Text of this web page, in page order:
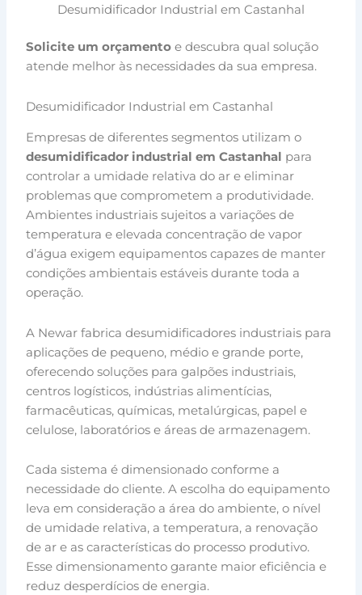
Desumidificador Industrial em Castanhal
Solicite um orçamento e descubra qual solução
atende melhor às necessidades da sua empresa.
Desumidificador Industrial em Castanhal
Empresas de diferentes segmentos utilizam o
desumidificador industrial em Castanhal para
controlar a umidade relativa do ar e eliminar
problemas que comprometem a produtividade.
Ambientes industriais sujeitos a variações de
temperatura e elevada concentração de vapor
d’água exigem equipamentos capazes de manter
condições ambientais estáveis durante toda a
operação.
A Newar fabrica desumidificadores industriais para
aplicações de pequeno, médio e grande porte,
oferecendo soluções para galpões industriais,
centros logísticos, indústrias alimentícias,
farmacêuticas, químicas, metalúrgicas, papel e
celulose, laboratórios e áreas de armazenagem.
Cada sistema é dimensionado conforme a
necessidade do cliente. A escolha do equipamento
leva em consideração a área do ambiente, o nível
de umidade relativa, a temperatura, a renovação
de ar e as características do processo produtivo.
Esse dimensionamento garante maior eficiência e
reduz desperdícios de energia.